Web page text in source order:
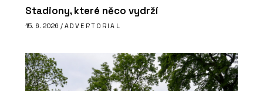
Stadiony, které něco vydrží
15. 6. 2026 / ADVERTORIAL